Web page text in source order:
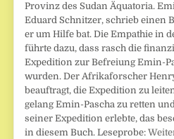
Provinz des Sudan Äquatoria.
Eduard Schnitzer, schrieb einen
er um Hilfe bat. Die Empathie in
führte dazu, dass rasch die
Expedition zur Befreiung Emin-
wurden. Der Afrikaforscher
beauftragt, die Expedition zu
gelang Emin-Pascha zu retten
seiner Expedition erlebte, das
in diesem Buch. Leseprobe: